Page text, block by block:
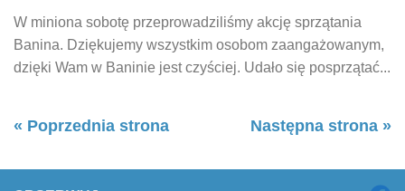
W miniona sobotę przeprowadziliśmy akcję sprzątania
Banina. Dziękujemy wszystkim osobom zaangażowanym,
dzięki Wam w Baninie jest czyściej. Udało się posprzątać...
« Poprzednia strona Następna strona »